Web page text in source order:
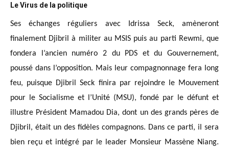
Le Virus de la politique
Ses échanges réguliers avec Idrissa Seck, amèneront
finalement Djibril à militer au MSIS puis au parti Rewmi, que
fondera l’ancien numéro 2 du PDS et du Gouvernement,
poussé dans l’opposition. Mais leur compagnonnage fera long
feu, puisque Djibril Seck finira par rejoindre le Mouvement
pour le Socialisme et l’Unité (MSU), fondé par le défunt et
illustre Président Mamadou Dia, dont un des grands pères de
Djibril, était un des fidèles compagnons. Dans ce parti, il sera
bien reçu et intégré par le leader Monsieur Massène Niang.